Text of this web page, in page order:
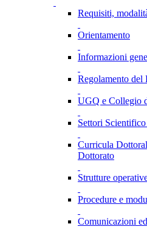
Requisiti,
Orientamento
Informazioni
Regolamento del
UGQ e Collegio
Settori
Curricula
Dottorato
Strutture
Procedure e
Comunicazioni